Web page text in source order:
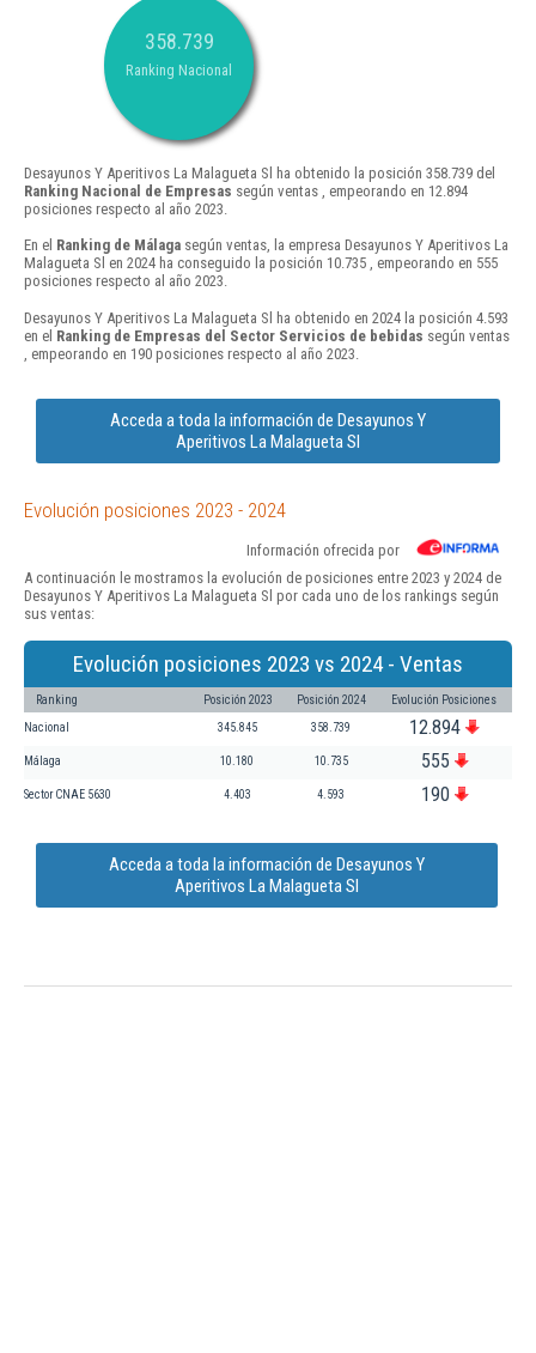
358.739
Ranking Nacional
Desayunos Y Aperitivos La Malagueta Sl ha obtenido la posición 358.739 del
Ranking Nacional de Empresas según ventas , empeorando en 12.894
posiciones respecto al año 2023.
En el Ranking de Málaga según ventas, la empresa Desayunos Y Aperitivos La
Malagueta Sl en 2024 ha conseguido la posición 10.735 , empeorando en 555
posiciones respecto al año 2023.
Desayunos Y Aperitivos La Malagueta Sl ha obtenido en 2024 la posición 4.593
en el Ranking de Empresas del Sector Servicios de bebidas según ventas
, empeorando en 190 posiciones respecto al año 2023.
Acceda a toda la información de Desayunos Y
Aperitivos La Malagueta Sl
Evolución posiciones 2023 - 2024
Información ofrecida por
A continuación le mostramos la evolución de posiciones entre 2023 y 2024 de
Desayunos Y Aperitivos La Malagueta Sl por cada uno de los rankings según
sus ventas:
Evolución posiciones 2023 vs 2024 - Ventas
Ranking Posición 2023 Posición 2024 Evolución Posiciones
Nacional 345.845 358.739 12.894
Málaga 10.180 10.735 555
Sector CNAE 5630 4.403 4.593 190
Acceda a toda la información de Desayunos Y
Aperitivos La Malagueta Sl